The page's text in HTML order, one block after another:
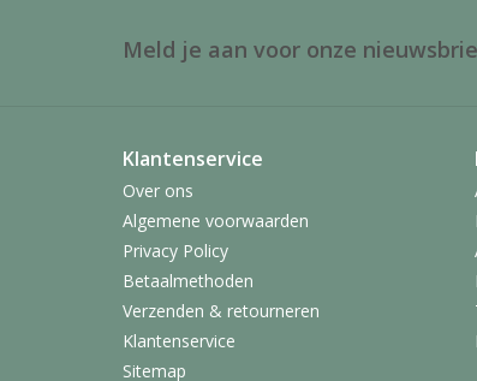
Meld je aan voor onze
Klantenservice
Over ons
Algemene voorwaarden
Privacy Policy
Betaalmethoden
Verzenden & retourneren
Klantenservice
Sitemap